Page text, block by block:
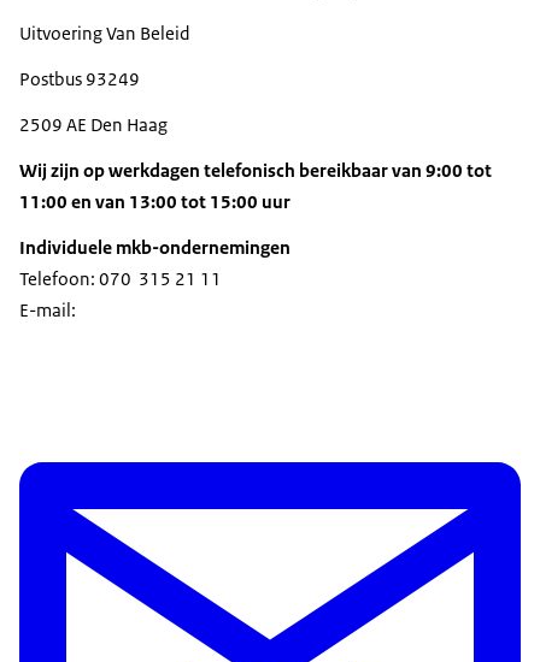
Uitvoering Van Beleid
Postbus 93249
2509 AE Den Haag
Wij zijn op werkdagen telefonisch bereikbaar van 9:00 tot
11:00 en van 13:00 tot 15:00 uur
Individuele mkb-ondernemingen
Telefoon: 070 315 21 11
E-mail: